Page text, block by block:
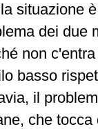
situazione
dei due
non
basso
il
che